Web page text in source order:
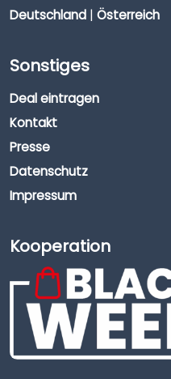
Deutschland | Österreich
Sonstiges
Deal eintragen
Kontakt
Presse
Datenschutz
Impressum
Kooperation